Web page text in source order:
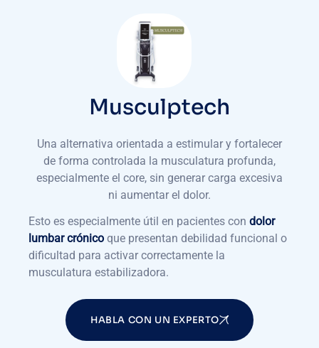
Musculptech
Una alternativa orientada a estimular y fortalecer
de forma controlada la musculatura profunda,
especialmente el core, sin generar carga excesiva
ni aumentar el dolor.
Esto es especialmente útil en pacientes con dolor
lumbar crónico que presentan debilidad funcional o
dificultad para activar correctamente la
musculatura estabilizadora.
HABLA CON UN EXPERTO